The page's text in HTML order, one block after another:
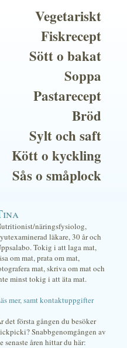
Vegetariskt
Fiskrecept
Sött o bakat
Soppa
Pastarecept
Bröd
Sylt och saft
Kött o kyckling
Sås o småplock
näringsfysiolog,
läkare, 30 år och
Tokig i att laga mat,
om mat, prata om mat,
mat, skriva om mat och
minst tokig i att äta mat.
mer, samt kontaktuppgifter
det första gången du besöker
Snabbgenomgången av
senaste åren hittar du här: